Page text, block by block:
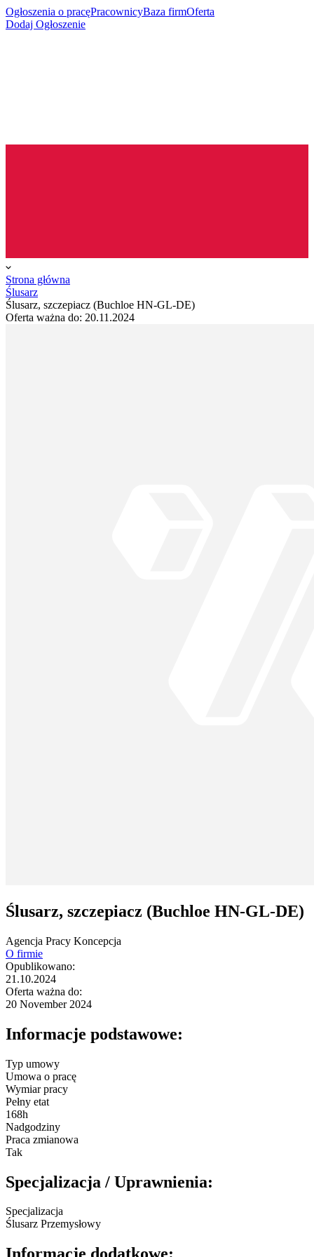
Ogłoszenia o pracęPracownicyBaza firmOferta
Dodaj Ogłoszenie
Strona główna
Ślusarz
Ślusarz, szczepiacz (Buchloe HN-GL-DE)
Oferta ważna do: 20.11.2024
Ślusarz, szczepiacz (Buchloe HN-GL-DE)
Agencja Pracy Koncepcja
O firmie
Opublikowano:
21.10.2024
Oferta ważna do:
20 November 2024
Informacje podstawowe:
Typ umowy
Umowa o pracę
Wymiar pracy
Pełny etat
168h
Nadgodziny
Praca zmianowa
Tak
Specjalizacja / Uprawnienia:
Specjalizacja
Ślusarz Przemysłowy